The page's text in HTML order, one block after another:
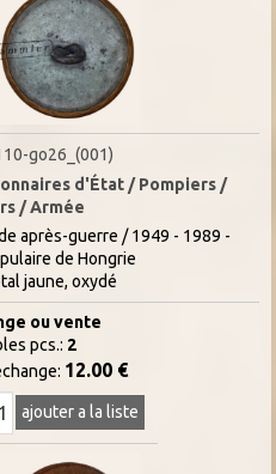
go26_(001)
d'État / Pompiers /
/ Armée
après-guerre / 1949 - 1989 -
de Hongrie
jaune, oxydé
ou vente
pcs.: 2
12.00 €
ajouter a la liste